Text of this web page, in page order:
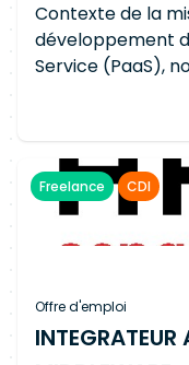
Contexte de la
développement
Service (PaaS),
développer et
consultant
services XaaS
PostgreSQL,
avec les équipes
et conformes aux
Vos
des services
Freelance CDI
Offre d'emploi